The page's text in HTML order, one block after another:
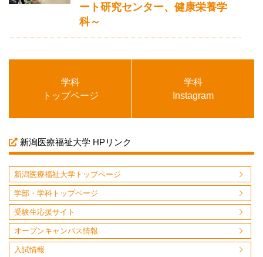
ート研究センター、健康栄養学
科～
学科
トップページ
学科
Instagram
新潟医療福祉大学 HPリンク
新潟医療福祉大学トップページ
学部・学科トップページ
受験生応援サイト
オープンキャンパス情報
入試情報